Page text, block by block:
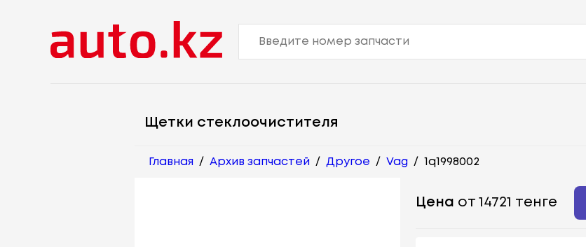
Щетки стеклоочистителя
Главная / Архив запчастей / Другое / Vag / 1q1998002
Цена от 14721 тенге